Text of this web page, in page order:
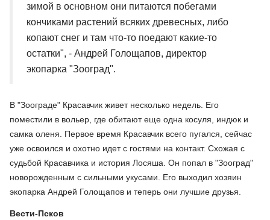
зимой в основном они питаются побегами
кончиками растений всяких древесных, либо
копают снег и там что-то поедают какие-то
остатки", - Андрей Голощапов, директор
экопарка "Зооград".
В "Зоограде" Красавчик живет несколько недель. Его
поместили в вольер, где обитают еще одна косуля, индюк и
самка оленя. Первое время Красавчик всего пугался, сейчас
уже освоился и охотно идет с гостями на контакт. Схожая с
судьбой Красавчика и история Лосяша. Он попал в "Зооград"
новорожденным с сильными укусами. Его выходил хозяин
экопарка Андрей Голощапов и теперь они лучшие друзья.
Вести-Псков